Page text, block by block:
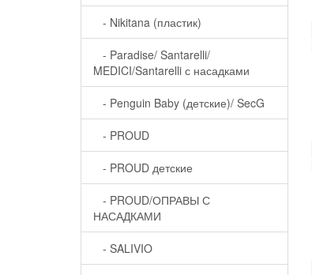
- Nikitana (пластик)
- Paradise/ Santarelli/
MEDICI/Santarelli с насадками
- Penguin Baby (детские)/ SecG
- PROUD
- PROUD детские
- PROUD/ОПРАВЫ С
НАСАДКАМИ
- SALIVIO